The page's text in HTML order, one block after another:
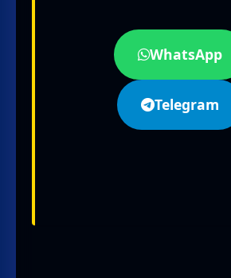
WhatsApp
Telegram